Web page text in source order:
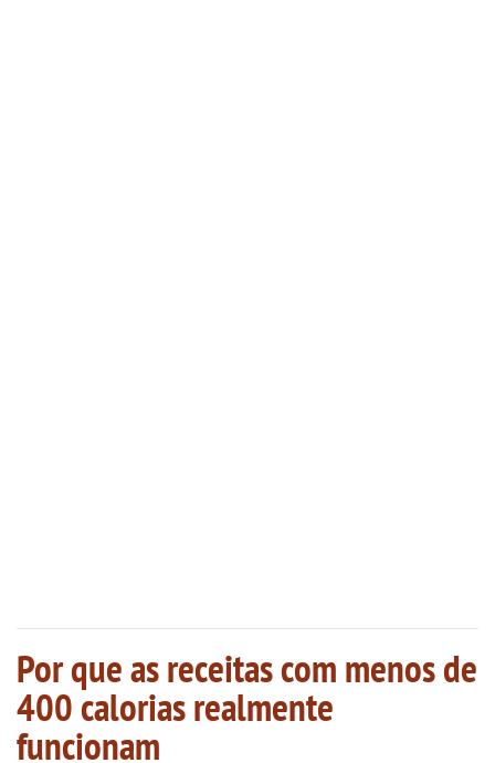
Por que as receitas com menos de
400 calorias realmente
funcionam